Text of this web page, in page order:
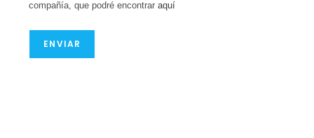
compañía, que podré encontraraquí
ENVIAR